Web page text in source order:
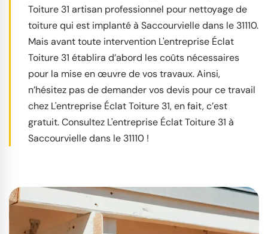
Toiture 31 artisan professionnel pour nettoyage de
toiture qui est implanté à Saccourvielle dans le 31110.
Mais avant toute intervention L'entreprise Éclat
Toiture 31 établira d’abord les coûts nécessaires
pour la mise en œuvre de vos travaux. Ainsi,
n’hésitez pas de demander vos devis pour ce travail
chez L'entreprise Éclat Toiture 31, en fait, c’est
gratuit. Consultez L'entreprise Éclat Toiture 31 à
Saccourvielle dans le 31110 !